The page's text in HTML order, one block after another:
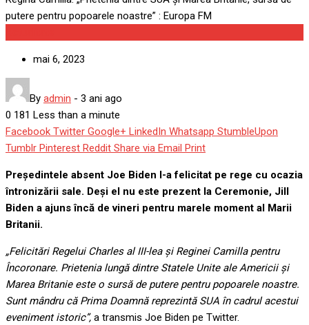
mai 6, 2023
By admin - 3 ani ago
0 181 Less than a minute
Facebook Twitter Google+ LinkedIn Whatsapp StumbleUpon
Tumblr Pinterest Reddit Share via Email Print
Președintele absent Joe Biden l-a felicitat pe rege cu ocazia
întronizării sale. Deși el nu este prezent la Ceremonie, Jill
Biden a ajuns încă de vineri pentru marele moment al Marii
Britanii.
„Felicitări Regelui Charles al III-lea și Reginei Camilla pentru
Încoronare. Prietenia lungă dintre Statele Unite ale Americii și
Marea Britanie este o sursă de putere pentru popoarele noastre.
Sunt mândru că Prima Doamnă reprezintă SUA în cadrul acestui
eveniment istoric”, a transmis Joe Biden pe Twitter.